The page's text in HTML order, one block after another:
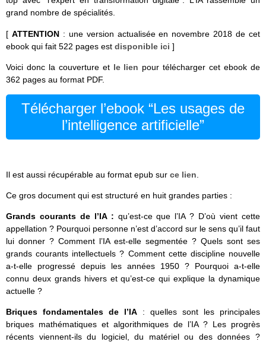
grand nombre de spécialités.
[ ATTENTION: une version actualisée en novembre 2018 de cet
ebook qui fait 522 pages est disponible ici ]
Voici donc la couverture et le lien pour télécharger cet ebook de
362 pages au format PDF.
Télécharger l’ebook “Les usages de
l’intelligence artificielle”
Il est aussi récupérable au format epub sur ce lien
Ce gros document qui est structuré en huit grandes parties :
Grands courants de l’IA : qu’est-ce que l’IA ? D’où vient cette
appellation ? Pourquoi personne n’est d’accord sur le sens qu’il faut
lui donner ? Comment l’IA est-elle segmentée ? Quels sont ses
grands courants intellectuels ? Comment cette discipline nouvelle
a-t-elle progressé depuis les années 1950 ? Pourquoi a-t-elle
connu deux grands hivers et qu’est-ce qui explique la dynamique
actuelle ?
Briques fondamentales de l’IA : quelles sont les principales
briques mathématiques et algorithmiques de l’IA ? Les progrès
récents viennent-ils du logiciel, du matériel ou des données ?